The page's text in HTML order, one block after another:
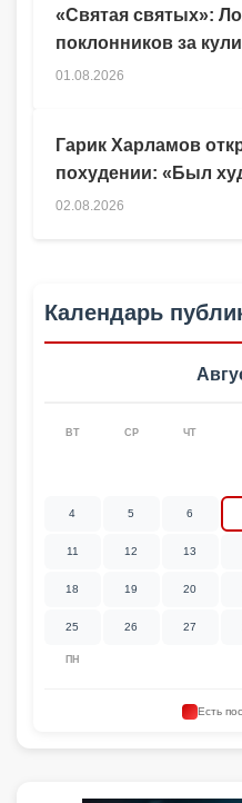
Гарик Харламов
похудении: «Был
02.08.2026
«Святая святых»:
поклонников за
01.08.2026
Календарь
ПН
ВТ СР ЧТ
4 5 6
11 12 13
18 19 20
25 26 27
Есть